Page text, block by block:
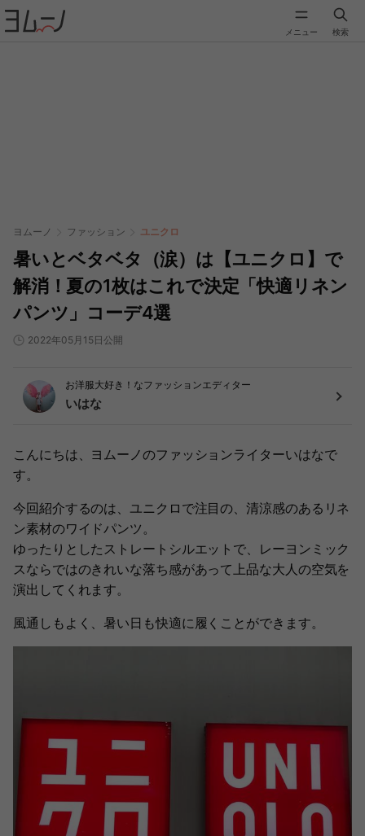
メニュー 検索
ヨムーノ ファッション ユニクロ
暑いとベタベタ（涙）は【ユニクロ】で
解消！夏の1枚はこれで決定「快適リネン
パンツ」コーデ4選
2022年05月15日公開
お洋服大好き！なファッションエディター
いはな
こんにちは、ヨムーノのファッションライターいはなで
す。
今回紹介するのは、ユニクロで注目の、清涼感のあるリネ
ン素材のワイドパンツ。
ゆったりとしたストレートシルエットで、レーヨンミック
スならではのきれいな落ち感があって上品な大人の空気を
演出してくれます。
風通しもよく、暑い日も快適に履くことができます。